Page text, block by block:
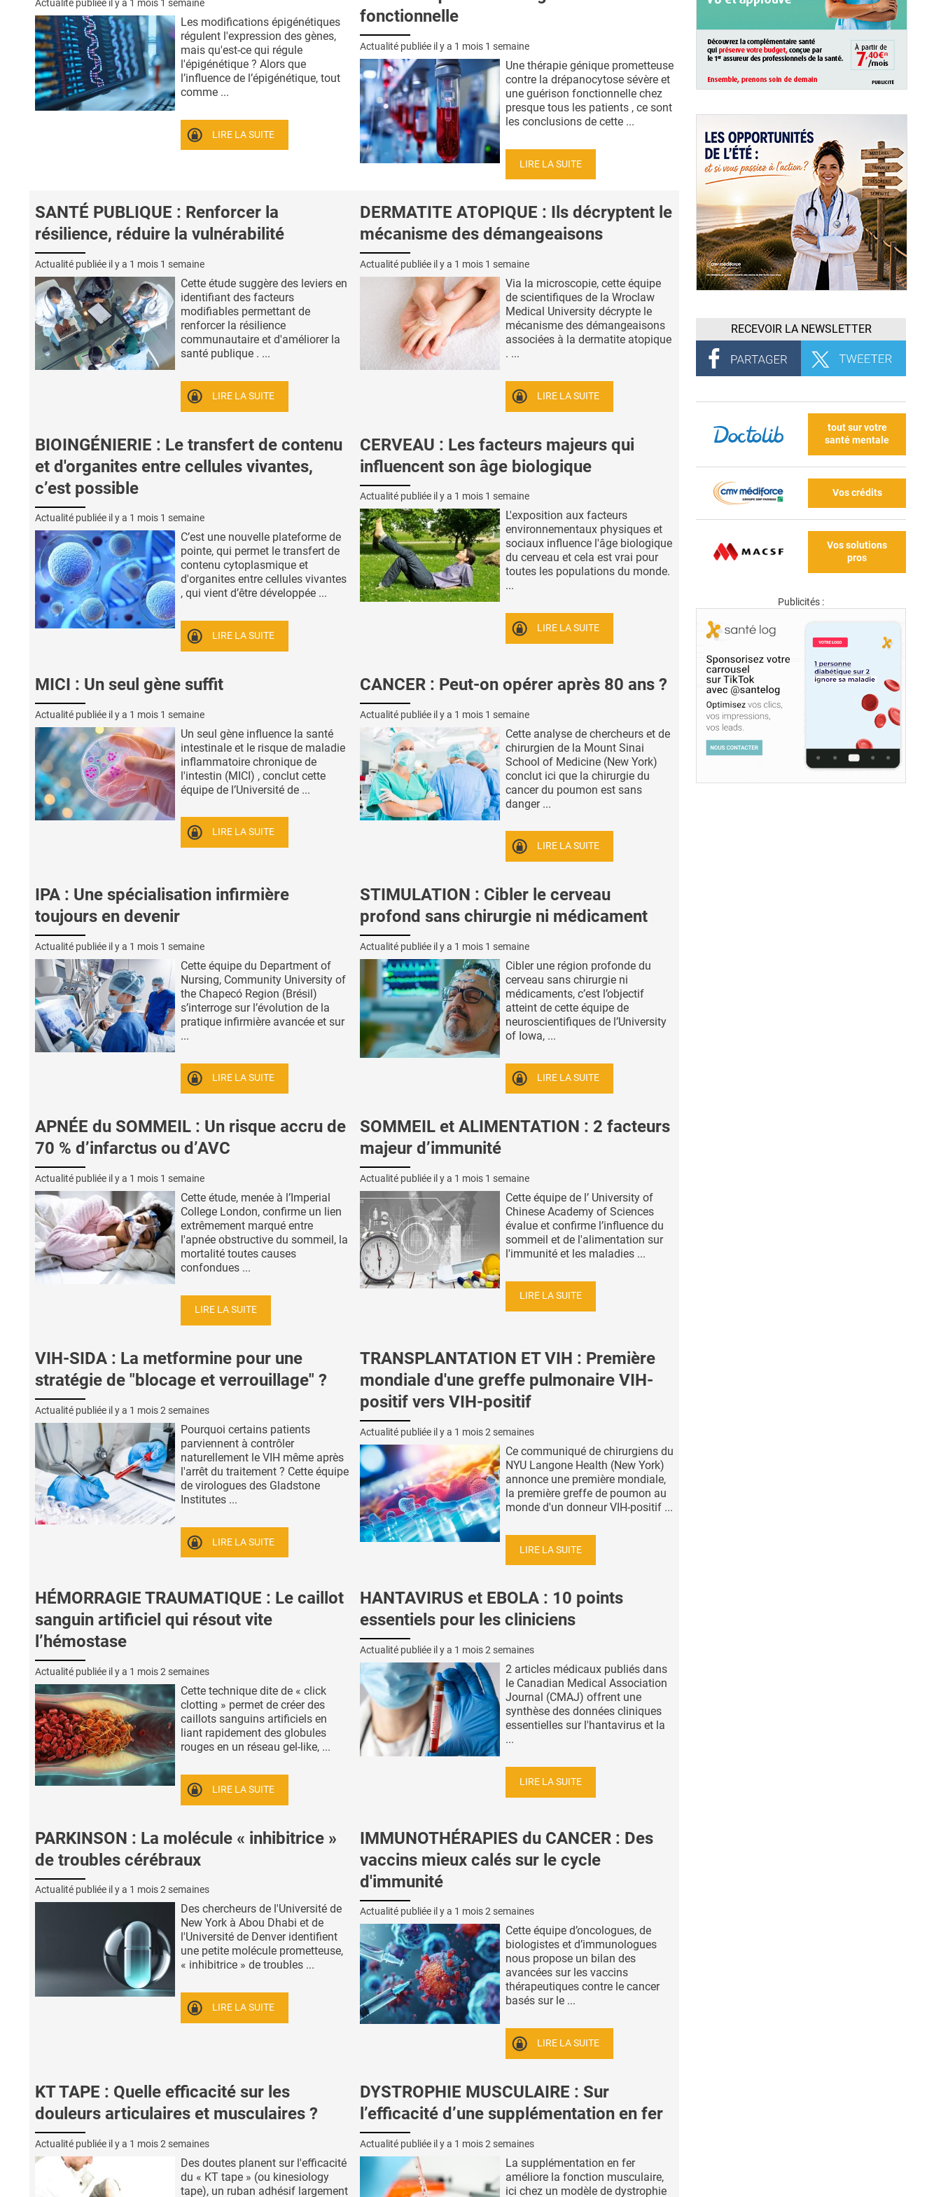
Actualité publiée il y a 1 mois 1 semaine
Les modifications épigénétiques
régulent l'expression des gènes,
mais qu'est-ce qui régule
l'épigénétique ? Alors que
l’influence de l’épigénétique, tout
comme ...
LIRE LA SUITE
fonctionnelle
Actualité publiée il y a 1 mois 1 semaine
Une thérapie génique prometteuse
contre la drépanocytose sévère et
une guérison fonctionnelle chez
presque tous les patients , ce sont
les conclusions de cette ...
LIRE LA SUITE
SANTÉ PUBLIQUE : Renforcer la
résilience, réduire la vulnérabilité
Actualité publiée il y a 1 mois 1 semaine
Cette étude suggère des leviers en
identifiant des facteurs
modifiables permettant de
renforcer la résilience
communautaire et d'améliorer la
santé publique . ...
LIRE LA SUITE
DERMATITE ATOPIQUE : Ils décryptent le
mécanisme des démangeaisons
Actualité publiée il y a 1 mois 1 semaine
Via la microscopie, cette équipe
de scientifiques de la Wroclaw
Medical University décrypte le
mécanisme des démangeaisons
associées à la dermatite atopique
. ...
LIRE LA SUITE
BIOINGÉNIERIE : Le transfert de contenu
et d'organites entre cellules vivantes,
c’est possible
Actualité publiée il y a 1 mois 1 semaine
C’est une nouvelle plateforme de
pointe, qui permet le transfert de
contenu cytoplasmique et
d'organites entre cellules vivantes
, qui vient d’être développée ...
LIRE LA SUITE
CERVEAU : Les facteurs majeurs qui
influencent son âge biologique
Actualité publiée il y a 1 mois 1 semaine
L'exposition aux facteurs
environnementaux physiques et
sociaux influence l'âge biologique
du cerveau et cela est vrai pour
toutes les populations du monde.
...
LIRE LA SUITE
MICI : Un seul gène suffit
Actualité publiée il y a 1 mois 1 semaine
Un seul gène influence la santé
intestinale et le risque de maladie
inflammatoire chronique de
l'intestin (MICI) , conclut cette
équipe de l’Université de ...
LIRE LA SUITE
CANCER : Peut-on opérer après 80 ans ?
Actualité publiée il y a 1 mois 1 semaine
Cette analyse de chercheurs et de
chirurgien de la Mount Sinai
School of Medicine (New York)
conclut ici que la chirurgie du
cancer du poumon est sans
danger ...
LIRE LA SUITE
IPA : Une spécialisation infirmière
toujours en devenir
Actualité publiée il y a 1 mois 1 semaine
Cette équipe du Department of
Nursing, Community University of
the Chapecó Region (Brésil)
s’interroge sur l’évolution de la
pratique infirmière avancée et sur
...
LIRE LA SUITE
STIMULATION : Cibler le cerveau
profond sans chirurgie ni médicament
Actualité publiée il y a 1 mois 1 semaine
Cibler une région profonde du
cerveau sans chirurgie ni
médicaments, c’est l’objectif
atteint de cette équipe de
neuroscientifiques de l’University
of Iowa, ...
LIRE LA SUITE
APNÉE du SOMMEIL : Un risque accru de
70 % d’infarctus ou d’AVC
Actualité publiée il y a 1 mois 1 semaine
Cette étude, menée à l’Imperial
College London, confirme un lien
extrêmement marqué entre
l'apnée obstructive du sommeil, la
mortalité toutes causes
confondues ...
LIRE LA SUITE
SOMMEIL et ALIMENTATION : 2 facteurs
majeur d’immunité
Actualité publiée il y a 1 mois 1 semaine
Cette équipe de l’ University of
Chinese Academy of Sciences
évalue et confirme l’influence du
sommeil et de l'alimentation sur
l'immunité et les maladies ...
LIRE LA SUITE
VIH-SIDA : La metformine pour une
stratégie de "blocage et verrouillage" ?
Actualité publiée il y a 1 mois 2 semaines
Pourquoi certains patients
parviennent à contrôler
naturellement le VIH même après
l'arrêt du traitement ? Cette équipe
de virologues des Gladstone
Institutes ...
LIRE LA SUITE
TRANSPLANTATION ET VIH : Première
mondiale d'une greffe pulmonaire VIH-
positif vers VIH-positif
Actualité publiée il y a 1 mois 2 semaines
Ce communiqué de chirurgiens du
NYU Langone Health (New York)
annonce une première mondiale,
la première greffe de poumon au
monde d'un donneur VIH-positif ...
LIRE LA SUITE
HÉMORRAGIE TRAUMATIQUE : Le caillot
sanguin artificiel qui résout vite
l’hémostase
Actualité publiée il y a 1 mois 2 semaines
Cette technique dite de « click
clotting » permet de créer des
caillots sanguins artificiels en
liant rapidement des globules
rouges en un réseau gel-like, ...
LIRE LA SUITE
HANTAVIRUS et EBOLA : 10 points
essentiels pour les cliniciens
Actualité publiée il y a 1 mois 2 semaines
2 articles médicaux publiés dans
le Canadian Medical Association
Journal (CMAJ) offrent une
synthèse des données cliniques
essentielles sur l'hantavirus et la
...
LIRE LA SUITE
PARKINSON : La molécule « inhibitrice »
de troubles cérébraux
Actualité publiée il y a 1 mois 2 semaines
Des chercheurs de l'Université de
New York à Abou Dhabi et de
l'Université de Denver identifient
une petite molécule prometteuse,
« inhibitrice » de troubles ...
LIRE LA SUITE
IMMUNOTHÉRAPIES du CANCER : Des
vaccins mieux calés sur le cycle
d'immunité
Actualité publiée il y a 1 mois 2 semaines
Cette équipe d’oncologues, de
biologistes et d’immunologues
nous propose un bilan des
avancées sur les vaccins
thérapeutiques contre le cancer
basés sur le ...
LIRE LA SUITE
KT TAPE : Quelle efficacité sur les
douleurs articulaires et musculaires ?
Actualité publiée il y a 1 mois 2 semaines
Des doutes planent sur l'efficacité
du « KT tape » (ou kinesiology
tape), un ruban adhésif largement
DYSTROPHIE MUSCULAIRE : Sur
l’efficacité d’une supplémentation en fer
Actualité publiée il y a 1 mois 2 semaines
La supplémentation en fer
améliore la fonction musculaire,
ici chez un modèle de dystrophie
RECEVOIR LA NEWSLETTER
tout sur votre
santé mentale
Vos crédits
Vos solutions
pros
Publicités :